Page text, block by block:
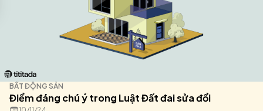
BẤT ĐỘNG SẢN
Điểm đáng chú ý trong Luật Đất đai sửa đổi